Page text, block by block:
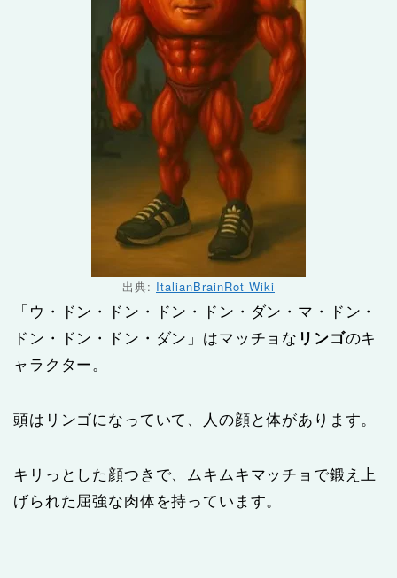
出典: ItalianBrainRot Wiki
「ウ・ドン・ドン・ドン・ドン・ダン・マ・ドン・
ドン・ドン・ドン・ダン」はマッチョな リンゴのキ
ャラクター。
頭はリンゴになっていて、人の顔と体があります。
キリっとした顔つきで、ムキムキマッチョで鍛え上
げられた屈強な肉体を持っています。